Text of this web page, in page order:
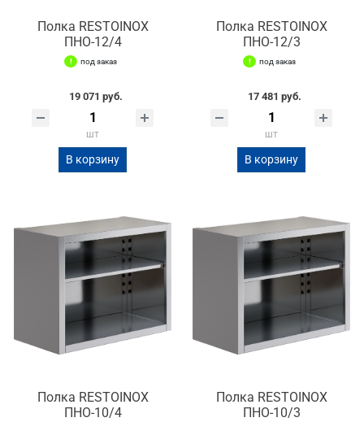
Полка RESTOINOX
ПНО-12/4
под заказ
19 071 руб.
шт
В корзину
Полка RESTOINOX
ПНО-12/3
под заказ
17 481 руб.
шт
В корзину
Полка RESTOINOX
ПНО-10/4
Полка RESTOINOX
ПНО-10/3